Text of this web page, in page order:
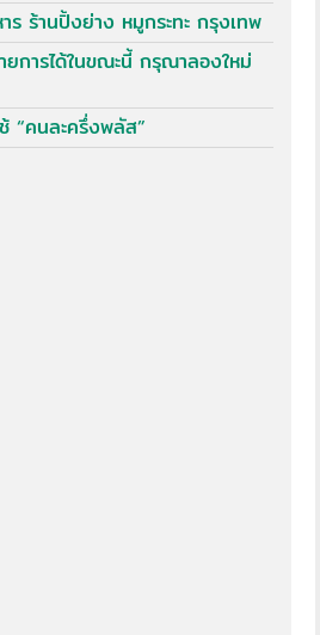
ร ร้านปิ้งย่าง หมูกระทะ กรุงเทพ
ยการได้ในขณะนี้ กรุณาลองใหม่
“คนละครึ่งพลัส”